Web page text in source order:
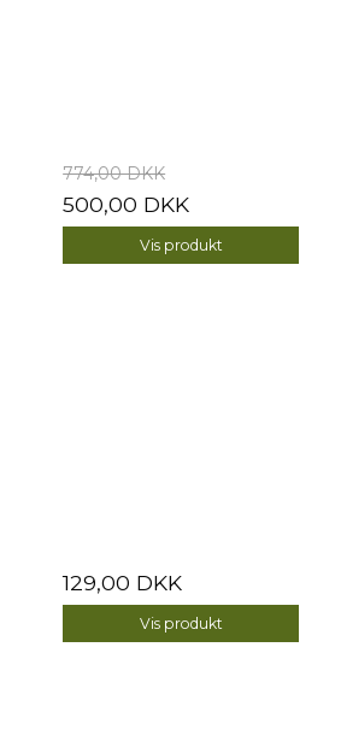
774,00 DKK
500,00 DKK
Vis produkt
129,00 DKK
Vis produkt